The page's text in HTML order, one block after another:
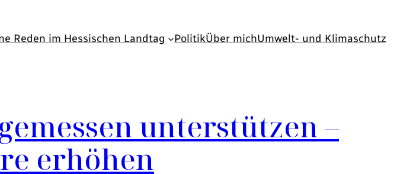
Reden im Hessischen Landtag PolitikÜber michUmwelt- und Klimaschutz
unterstützen –
erhöhen